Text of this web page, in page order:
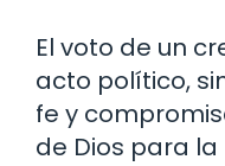
El voto de un
acto político,
fe y
de Dios para